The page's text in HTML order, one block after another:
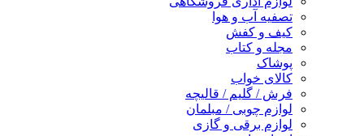
تصفیه آب و هوا
کیف و کفش
مجله و کتاب
پوشاک
کالای خواب
فرش / گلیم / قالیچه
لوازم چوبی / مبلمان
لوازم برقی و گازی